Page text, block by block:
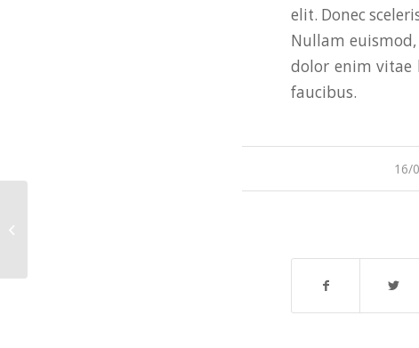
elit. Donec
Nullam
dolor enim vitae
faucibus.
16//